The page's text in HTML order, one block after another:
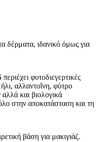
δέρματα, ιδανικό όμως για
περιέχει φυτοδιεγερτικές
αλλαντοΐνη, φύτρο
και βιολογικά
στην αποκατάσταση και τη
βάση για μακιγιάζ.